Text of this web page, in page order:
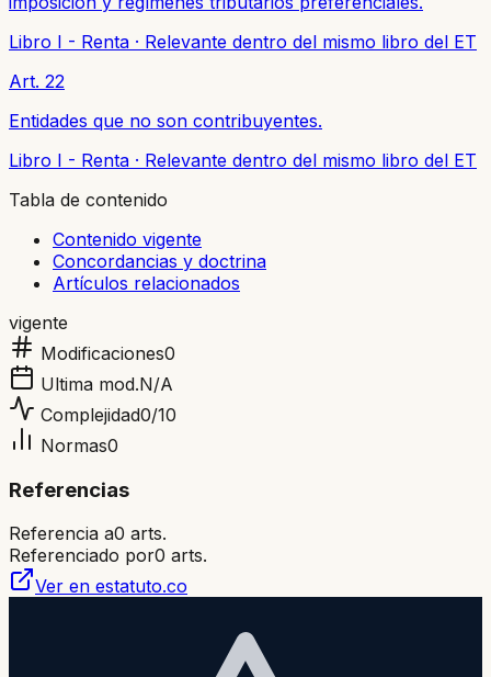
Libro I - Renta · Relevante dentro del mismo libro del ET
Art. 22
Entidades que no son contribuyentes.
Libro I - Renta · Relevante dentro del mismo libro del ET
Tabla de contenido
Contenido vigente
Concordancias y doctrina
Artículos relacionados
vigente
Modificaciones0
Ultima mod.N/A
Complejidad0/10
Normas0
Referencias
Referencia a0 arts.
Referenciado por0 arts.
Ver en estatuto.co